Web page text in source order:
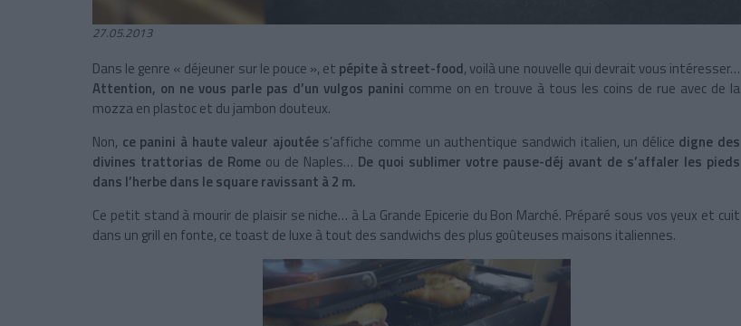
27.05.2013
Dans le genre « déjeuner sur le pouce », et pépite à street-food, voilà une nouvelle qui devrait vous intéresser…
Attention, on ne vous parle pas d’un vulgos panini comme on en trouve à tous les coins de rue avec de la
mozza en plastoc et du jambon douteux.
Non, ce panini à haute valeur ajoutées’affiche comme un authentique sandwich italien, un délice digne des
divines trattorias de Rome ou de Naples… De quoi sublimer votre pause-déj avant de s’affaler les pieds
dans l’herbe dans le square ravissant à 2 m.
Ce petit stand à mourir de plaisir se niche… à La Grande Epicerie du Bon Marché. Préparé sous vos yeux et cuit
dans un grill en fonte, ce toast de luxe à tout des sandwichs des plus goûteuses maisons italiennes.